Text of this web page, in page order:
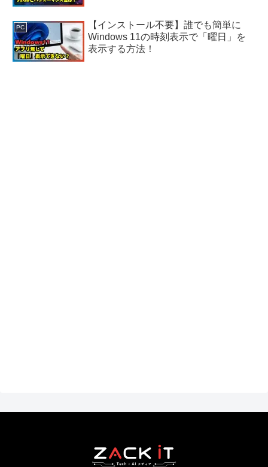
PC
【インストール不要】誰でも簡単に
Windows 11の時刻表示で「曜日」を
表示する方法！